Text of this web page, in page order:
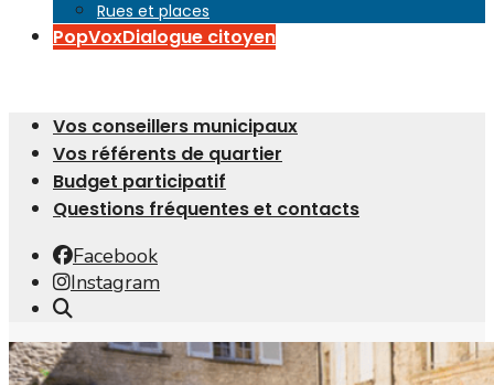
Rues et places
PopVoxDialogue citoyen
Vos conseillers municipaux
Vos référents de quartier
Budget participatif
Questions fréquentes et contacts
Facebook
Instagram
Window